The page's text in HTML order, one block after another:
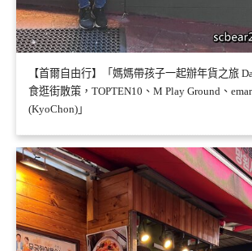
【首爾自由行】「媽媽帶孩子一起辦年貨之旅
食逛街散策，TOPTEN10、M Play Ground、
(KyoChon)」